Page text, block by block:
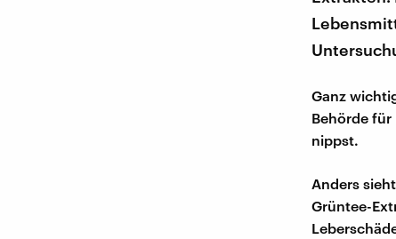
Ganz
Behörde für
nippst.
Anders
Grüntee-